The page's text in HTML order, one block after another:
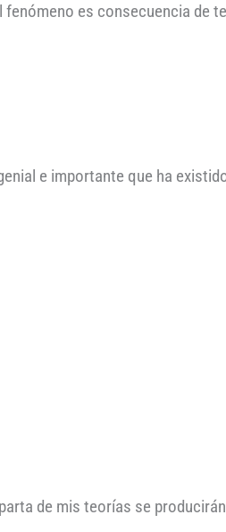
es consecuencia de
e importante que ha
de mis teorías se